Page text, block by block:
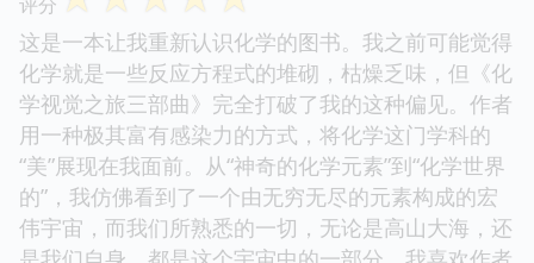
这是一本让我重新认识化学的图书。我之前可能觉得
化学就是一些反应方程式的堆砌，枯燥乏味，但《化
学视觉之旅三部曲》完全打破了我的这种偏见。作者
用一种极其富有感染力的方式，将化学这门学科的
“美”展现在我面前。从“神奇的化学元素”到“化学世界
的”，我仿佛看到了一个由无穷无尽的元素构成的宏
伟宇宙，而我们所熟悉的一切，无论是高山大海，还